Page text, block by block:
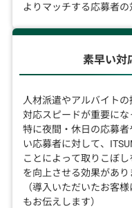
よりマッチする応募者の
素早い対
人材派遣やアルバイト
対応スピードが重要にな
特に夜間・休日の応募
い応募者に対して、
ことによって取りこぼ
を向上させる効果があり
（導入いただいたお客
もお伝えします）